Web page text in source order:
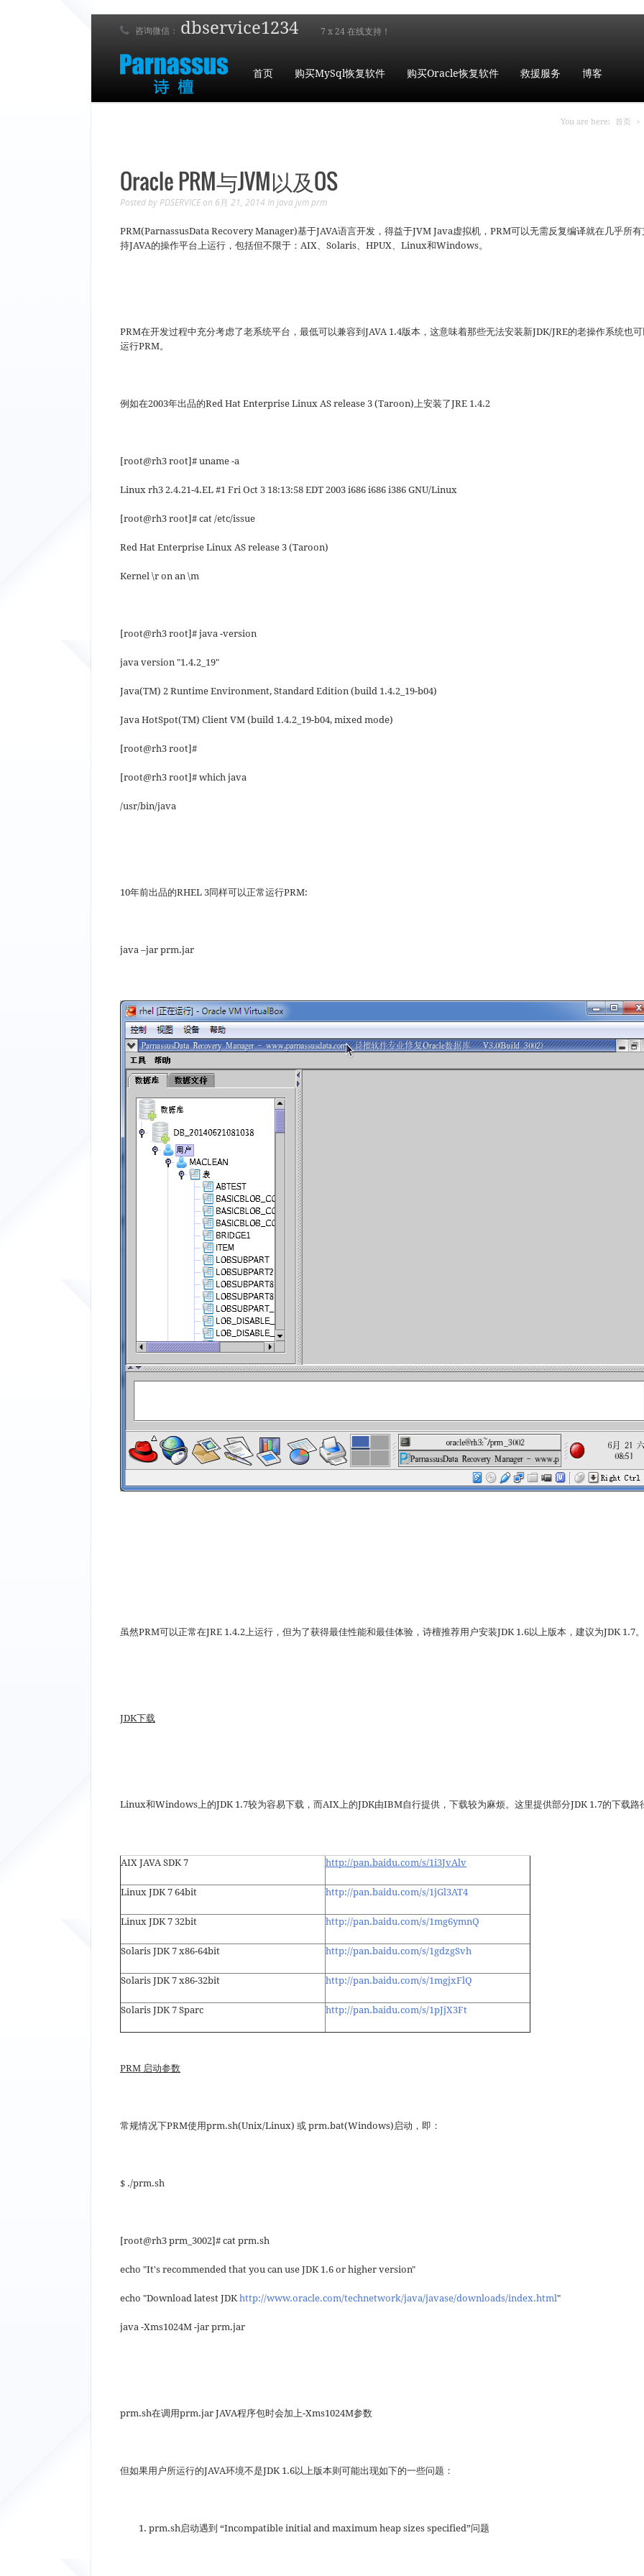
咨询微信： dbservice1234 7 x 24 在线支持！
首页 购买MySql恢复软件 购买Oracle恢复软件 救援服务 博客
你在这
You are here: 首页 >
Oracle PRM与JVM以及OS
Posted by PDSERVICE on 6月 21, 2014 In java jvm prm
PRM(ParnassusData Recovery Manager)基于JAVA语言开发，得益于JVM Java虚拟机，PRM可以无需反复编译就在几乎所有
持JAVA的操作平台上运行，包括但不限于：AIX、Solaris、HPUX、Linux和Windows。
PRM在开发过程中充分考虑了老系统平台，最低可以兼容到JAVA 1.4版本，这意味着那些无法安装新JDK/JRE的老操作系统也
运行PRM。
例如在2003年出品的Red Hat Enterprise Linux AS release 3 (Taroon)上安装了JRE 1.4.2
[root@rh3 root]# uname -a
Linux rh3 2.4.21-4.EL #1 Fri Oct 3 18:13:58 EDT 2003 i686 i686 i386 GNU/Linux
[root@rh3 root]# cat /etc/issue
Red Hat Enterprise Linux AS release 3 (Taroon)
Kernel \r on an \m
[root@rh3 root]# java -version
java version "1.4.2_19"
Java(TM) 2 Runtime Environment, Standard Edition (build 1.4.2_19-b04)
Java HotSpot(TM) Client VM (build 1.4.2_19-b04, mixed mode)
[root@rh3 root]#
[root@rh3 root]# which java
/usr/bin/java
10年前出品的RHEL 3同样可以正常运行PRM:
java –jar prm.jar
虽然PRM可以正常在JRE 1.4.2上运行，但为了获得最佳性能和最佳体验，诗檀推荐用户安装JDK 1.6以上版本，建议为JDK 1.7。
JDK下载
Linux和Windows上的JDK 1.7较为容易下载，而AIX上的JDK由IBM自行提供，下载较为麻烦。这里提供部分JDK 1.7的下载路
AIX JAVA SDK 7 http://pan.baidu.com/s/1i3JvAlv
Linux JDK 7 64bit http://pan.baidu.com/s/1jGl3AT4
Linux JDK 7 32bit http://pan.baidu.com/s/1mg6ymnQ
Solaris JDK 7 x86-64bit http://pan.baidu.com/s/1gdzgSvh
Solaris JDK 7 x86-32bit http://pan.baidu.com/s/1mgjxFlQ
Solaris JDK 7 Sparc http://pan.baidu.com/s/1pJjX3Ft
PRM 启动参数
常规情况下PRM使用prm.sh(Unix/Linux) 或 prm.bat(Windows)启动，即：
$ ./prm.sh
[root@rh3 prm_3002]# cat prm.sh
echo "It's recommended that you can use JDK 1.6 or higher version"
echo "Download latest JDKhttp://www.oracle.com/technetwork/java/javase/downloads/index.html"
java -Xms1024M -jar prm.jar
prm.sh在调用prm.jar JAVA程序包时会加上-Xms1024M参数
但如果用户所运行的JAVA环境不是JDK 1.6以上版本则可能出现如下的一些问题：
prm.sh启动遇到 “Incompatible initial and maximum heap sizes specified”问题